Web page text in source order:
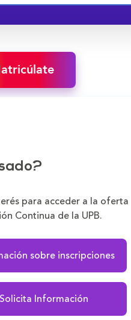
para acceder a la oferta
Continua de la UPB.
sobre inscripciones
Solicita Información